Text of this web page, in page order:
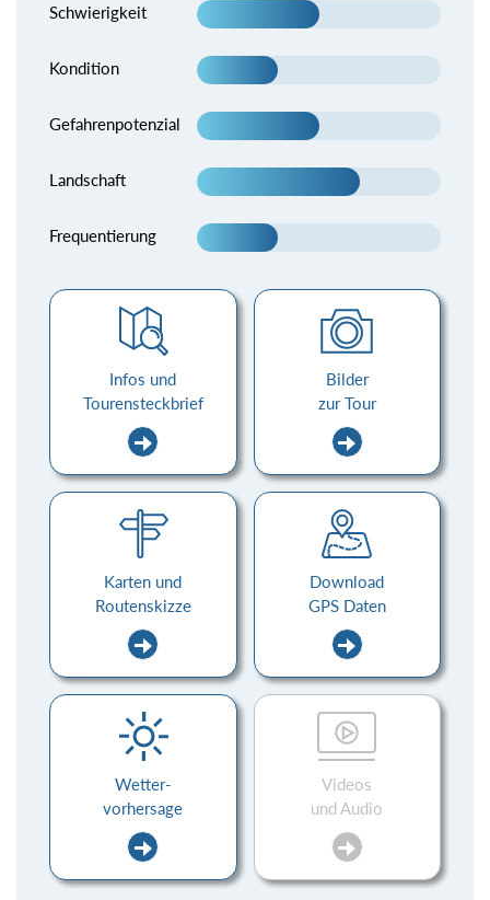
Schwierigkeit
Kondition
Gefahrenpotenzial
Landschaft
Frequentierung
Infos und
Tourensteckbrief
Bilder
zur Tour
Karten und
Routenskizze
Download
GPS Daten
Wetter-
vorhersage
Videos
und Audio